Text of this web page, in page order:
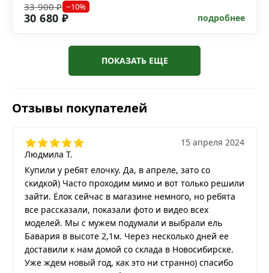
33 900 ₽ −10%
30 680 ₽ подробнее
ПОКАЗАТЬ ЕЩЕ
Отзывы покупателей
Людмила Т.
15 апреля 2024
Купили у ребят елочку. Да, в апреле, зато со
скидкой) Часто проходим мимо и вот только решили
зайти. Ёлок сейчас в магазине немного, но ребята
все рассказали, показали фото и видео всех
моделей. Мы с мужем подумали и выбрали ель
Бавария в высоте 2,1м. Через несколько дней ее
доставили к нам домой со склада в Новосибирске.
Уже ждем новый год, как это ни странно) спасибо